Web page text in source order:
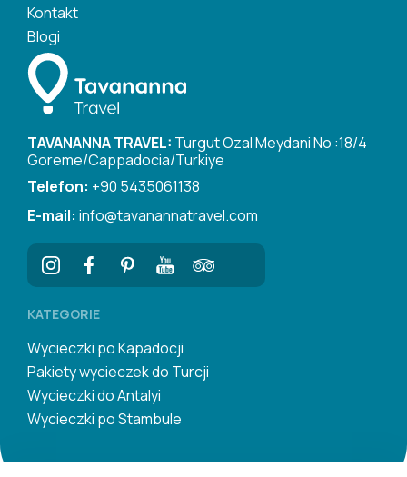
Kontakt
Blogi
TAVANANNA TRAVEL: Turgut Ozal Meydani No :18/4
Goreme/Cappadocia/Turkiye
Telefon: +90 5435061138
E-mail: info@tavanannatravel.com
KATEGORIE
Wycieczki po Kapadocji
Pakiety wycieczek do Turcji
Wycieczki do Antalyi
Wycieczki po Stambule